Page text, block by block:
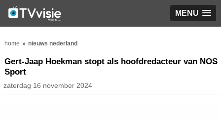
MENU
home nieuws nederland
Gert-Jaap Hoekman stopt als hoofdredacteur van NOS
Sport
zaterdag 16 november 2024